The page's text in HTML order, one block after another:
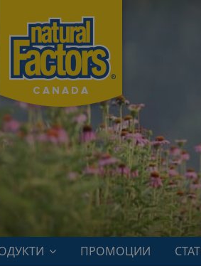
ПРОМОЦИИ